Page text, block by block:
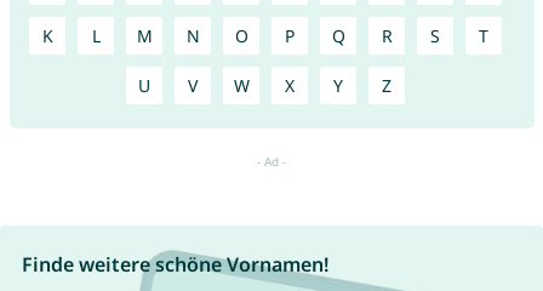
K L M N O P Q R S T
U V W X Y Z
Finde weitere schöne Vornamen!